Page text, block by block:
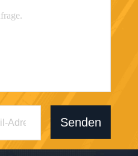
Senden